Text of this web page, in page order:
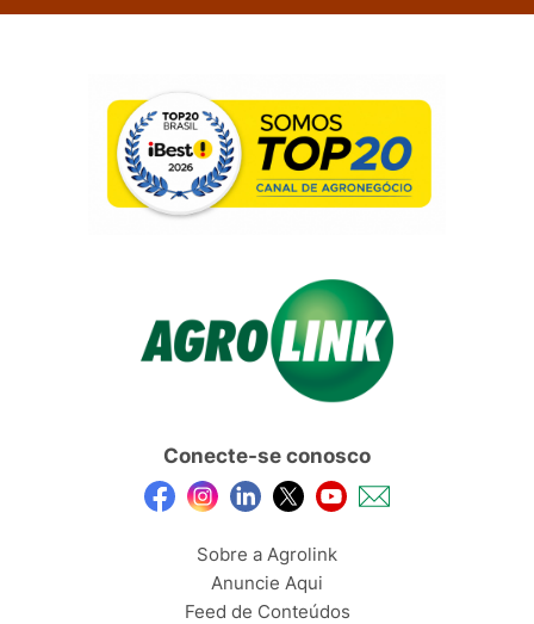
Conecte-se conosco
Sobre a Agrolink
Anuncie Aqui
Feed de Conteúdos